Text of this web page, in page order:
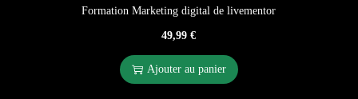
Formation Marketing digital de livementor
49,99€
Ajouter au panier